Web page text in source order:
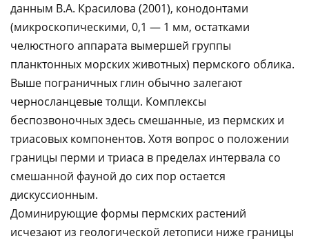
данным В.А. Красилова (2001), конодонтами
(микроскопическими, 0,1 — 1 мм, остатками
челюстного аппарата вымершей группы
планктонных морских животных) пермского облика.
Выше пограничных глин обычно залегают
черносланцевые толщи. Комплексы
беспозвоночных здесь смешанные, из пермских и
триасовых компонентов. Хотя вопрос о положении
границы перми и триаса в пределах интервала со
смешанной фауной до сих пор остается
дискуссионным.
Доминирующие формы пермских растений
исчезают из геологической летописи ниже границы